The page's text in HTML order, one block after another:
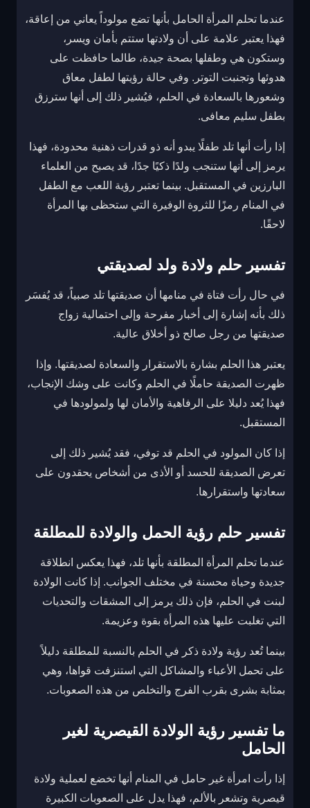
عندما تحلم المرأة الحامل بأنها تضع مولوداً يعاني من إعاقة،
فهذا يعتبر علامة على أن ولادتها ستتم بأمان ويسر،
وستكون هي وطفلها بصحة جيدة، طالما حافظت على
هدوئها وتجنبت التوتر. وفي حالة رؤيتها لطفل معاق
وشعورها بالسعادة في الحلم، فيُشير ذلك إلى أنها سترزق
بطفل سليم معافى.
إذا رأت أنها تلد طفلًا يبدو أنه ذو قدرات ذهنية محدودة، فهذا
يرمز إلى أنها ستنجب ولدًا ذكيًا جدًا، قد يصبح من العلماء
البارزين في المستقبل. بينما تعتبر رؤية اللعب مع الطفل
في المنام رمزًا للثروة الوفيرة التي ستحظى بها المرأة
لاحقًا.
تفسير حلم ولادة ولد لصديقتي
في حال رأت فتاة في منامها أن صديقتها تلد صبياً، قد يُفسَر
ذلك بأنه إشارة إلى أخبار مفرحة وإلى احتمالية زواج
صديقتها من رجل صالح ذو أخلاق عالية.
يعتبر هذا الحلم بشارة بالاستقرار والسعادة لصديقتها. وإذا
ظهرت الصديقة حاملًا في الحلم وكانت على وشك الإنجاب،
فهذا يُعد دليلا على الرفاهية والأمان لها ولمولودها في
المستقبل.
إذا كان المولود في الحلم قد توفي، فقد يُشير ذلك إلى
تعرض الصديقة للحسد أو الأذى من أشخاص يحقدون على
سعادتها واستقرارها.
تفسير حلم رؤية الحمل والولادة للمطلقة
عندما تحلم المرأة المطلقة بأنها تلد، فهذا يعكس انطلاقة
جديدة وحياة محسنة في مختلف الجوانب. إذا كانت الولادة
لبنت في الحلم، فإن ذلك يرمز إلى المشقات والتحديات
التي تغلبت عليها هذه المرأة بقوة وعزيمة.
بينما تُعد رؤية ولادة ذكر في الحلم بالنسبة للمطلقة دليلاً
على تحمل الأعباء والمشاكل التي استنزفت قواها، وهي
بمثابة بشرى بقرب الفرج والتخلص من هذه الصعوبات.
ما تفسير رؤية الولادة القيصرية لغير
الحامل
إذا رأت امرأة غير حامل في المنام أنها تخضع لعملية ولادة
قيصرية وتشعر بالألم، فهذا يدل على الصعوبات الكبيرة